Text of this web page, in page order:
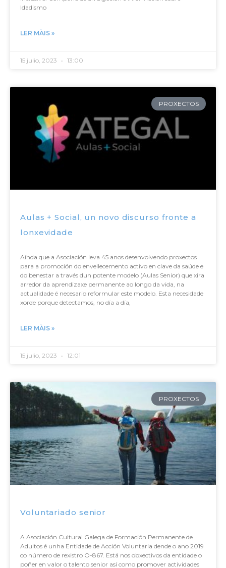
Idadismo
LER MÀIS »
15 julio, 2023 13:00
PROXECTOS
Aulas + Social, un novo discurso fronte a
lonxevidade
Aínda que a Asociación leva 45 anos desenvolvendo proxectos
para a promoción do envellecemento activo en clave da saúde e
do benestar a través dun potente modelo (Aulas Senior) que xira
arredor da aprendizaxe permanente ao longo da vida, na
actualidade é necesario reformular este modelo. Esta necesidade
xorde porque detectamos, no día a día,
LER MÀIS »
15 julio, 2023 12:01
PROXECTOS
Voluntariado senior
A Asociación Cultural Galega de Formación Permanente de
Adultos é unha Entidade de Acción Voluntaria dende o ano 2019
co número de rexistro O-867. Está nos obxectivos da entidade o
poñer en valor o talento senior así como promover actividades